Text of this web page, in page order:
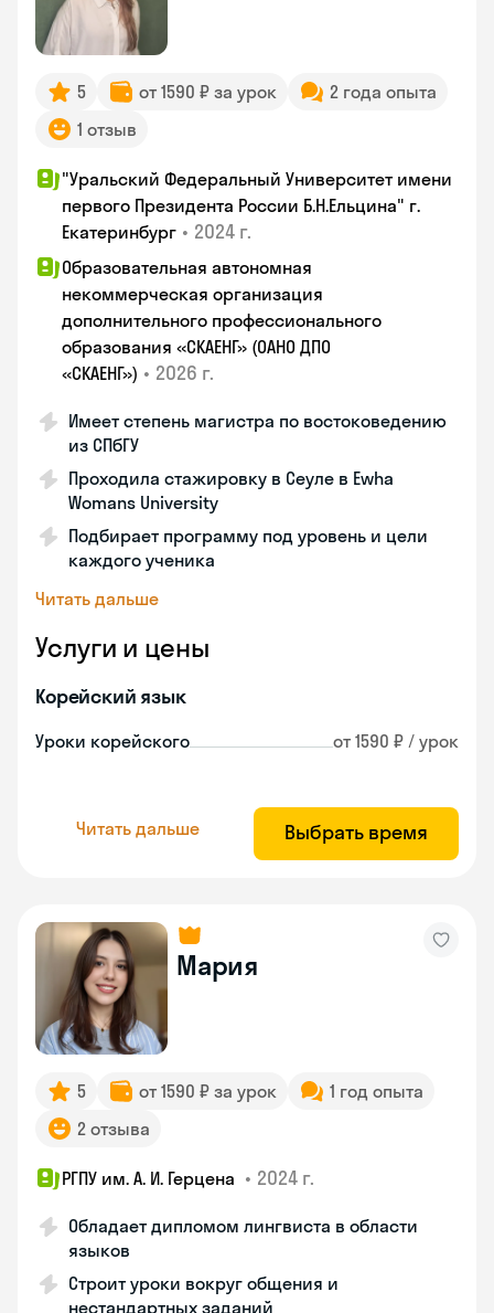
5 от 1590 ₽ за урок
2 года опыта
1 отзыв
"Уральский Федеральный Университет имени
первого Президента России Б.Н.Ельцина" г.
Екатеринбург • 2024 г.
Образовательная автономная
некоммерческая организация
дополнительного профессионального
образования «СКАЕНГ» (ОАНО ДПО
«СКАЕНГ») • 2026 г.
Имеет степень магистра по востоковедению
из СПбГУ
Проходила стажировку в Сеуле в Ewha
Womans University
Подбирает программу под уровень и цели
каждого ученика
Читать дальше
Услуги и цены
Корейский язык
Уроки корейского от 1590 ₽ / урок
Читать дальше Выбрать время
Мария
5 от 1590 ₽ за урок
1 год опыта
2 отзыва
РГПУ им. А. И. Герцена • 2024 г.
Обладает дипломом лингвиста в области
языков
Строит уроки вокруг общения и
нестандартных заданий